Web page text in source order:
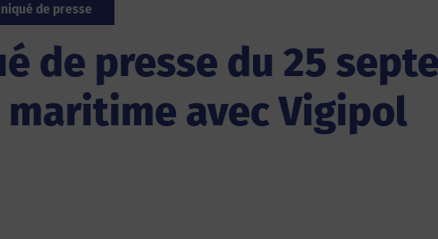
de presse
de presse du 25
avec Vigipol